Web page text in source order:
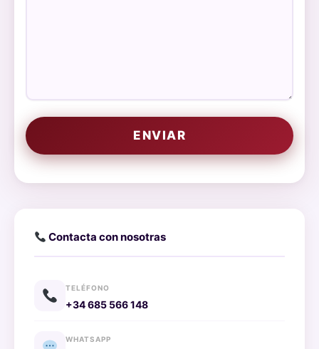
Contacta con nosotras
TELÉFONO
+34 685 566 148
WHATSAPP